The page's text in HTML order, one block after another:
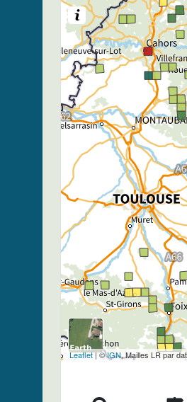
Leaflet| ©IGN, Mailles LR par